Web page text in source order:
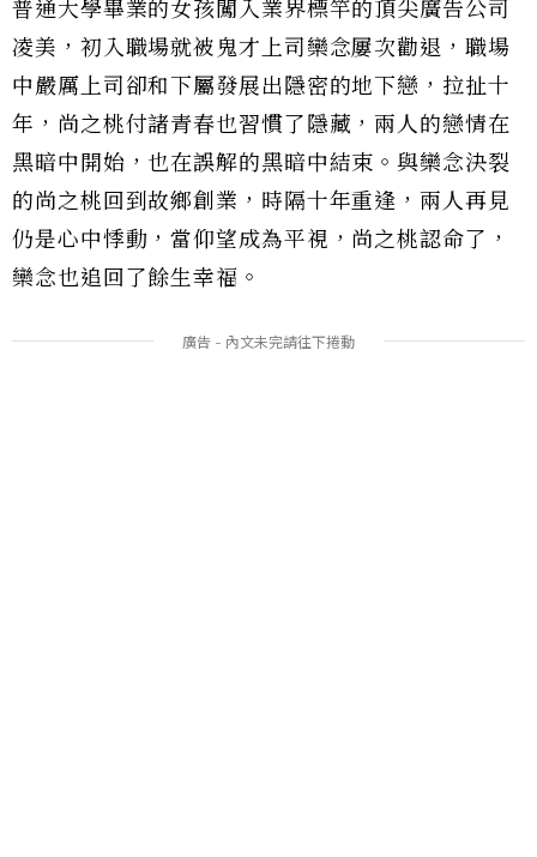
普通大學畢業的女孩闖入業界標竿的頂尖廣告公司
凌美，初入職場就被鬼才上司欒念屢次勸退，職場
中嚴厲上司卻和下屬發展出隱密的地下戀，拉扯十
年，尚之桃付諸青春也習慣了隱藏，兩人的戀情在
黑暗中開始，也在誤解的黑暗中結束。與欒念決裂
的尚之桃回到故鄉創業，時隔十年重逢，兩人再見
仍是心中悸動，當仰望成為平視，尚之桃認命了，
欒念也追回了餘生幸福。